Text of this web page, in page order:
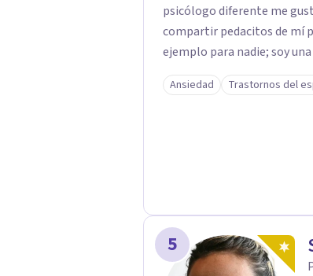
psicólogo diferente me
compartir pedacitos de mí
ejemplo para nadie; soy
tu salud, tu paz y tu
largo de mi camino he
WhatsApp para agendar
momento difícil y
primera conversación no
Ansiedad Trastornos del
5